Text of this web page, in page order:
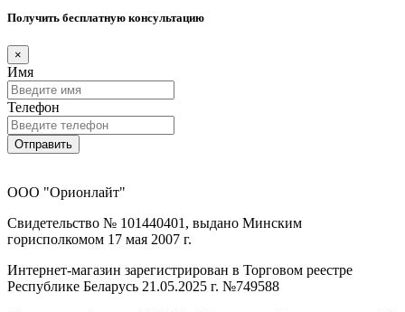
Получить бесплатную консультацию
×
Имя
Телефон
Отправить
ООО "Орионлайт"
Свидетельство № 101440401, выдано Минским
горисполкомом 17 мая 2007 г.
Интернет-магазин зарегистрирован в Торговом реестре
Республике Беларусь 21.05.2025 г. №749588